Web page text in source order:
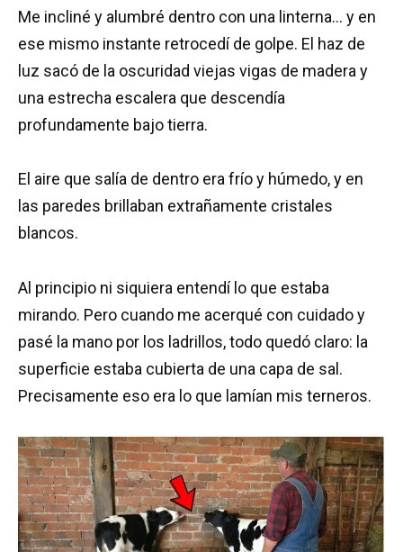
Me incliné y alumbré dentro con una linterna… y en
ese mismo instante retrocedí de golpe. El haz de
luz sacó de la oscuridad viejas vigas de madera y
una estrecha escalera que descendía
profundamente bajo tierra.
El aire que salía de dentro era frío y húmedo, y en
las paredes brillaban extrañamente cristales
blancos.
Al principio ni siquiera entendí lo que estaba
mirando. Pero cuando me acerqué con cuidado y
pasé la mano por los ladrillos, todo quedó claro: la
superficie estaba cubierta de una capa de sal.
Precisamente eso era lo que lamían mis terneros.